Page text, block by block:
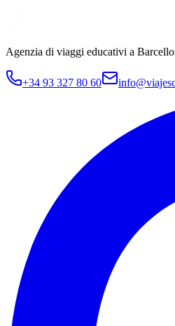
Agenzia di viaggi educativi a
+34 93 327 80 60